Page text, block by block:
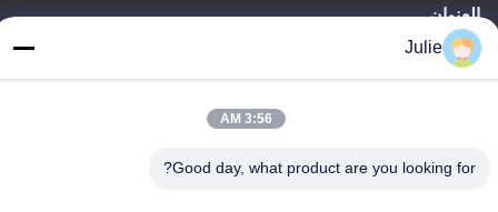
العنوان
رقم 1107 مبنى النصر 6، شارع يونغتاى، منطقة بينجتشينغ، داتونغ،
Julie
3:56 AM
Good day, what product are you looking for?